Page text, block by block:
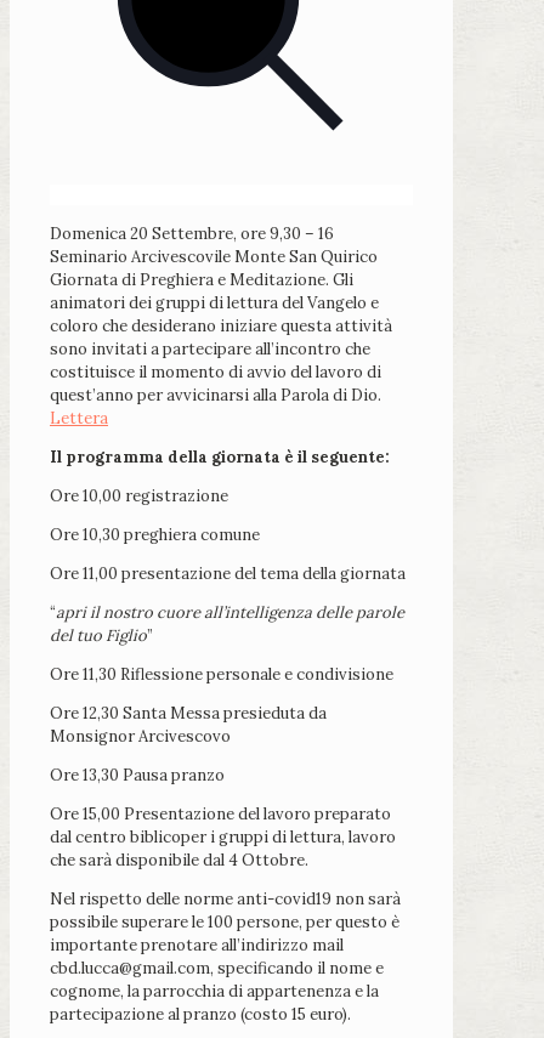
Domenica 20 Settembre, ore 9,30 – 16
Seminario Arcivescovile Monte San Quirico
Giornata di Preghiera e Meditazione. Gli
animatori dei gruppi di lettura del Vangelo e
coloro che desiderano iniziare questa attività
sono invitati a partecipare all’incontro che
costituisce il momento di avvio del lavoro di
quest’anno per avvicinarsi alla Parola di Dio.
Lettera
Il programma della giornata è il seguente:
Ore 10,00 registrazione
Ore 10,30 preghiera comune
Ore 11,00 presentazione del tema della giornata
“apri il nostro cuore all’intelligenza delle parole
del tuo Figlio”
Ore 11,30 Riflessione personale e condivisione
Ore 12,30 Santa Messa presieduta da
Monsignor Arcivescovo
Ore 13,30 Pausa pranzo
Ore 15,00 Presentazione del lavoro preparato
dal centro biblicoper i gruppi di lettura, lavoro
che sarà disponibile dal 4 Ottobre.
Nel rispetto delle norme anti-covid19 non sarà
possibile superare le 100 persone, per questo è
importante prenotare all’indirizzo mail
cbd.lucca@gmail.com, specificando il nome e
cognome, la parrocchia di appartenenza e la
partecipazione al pranzo (costo 15 euro).